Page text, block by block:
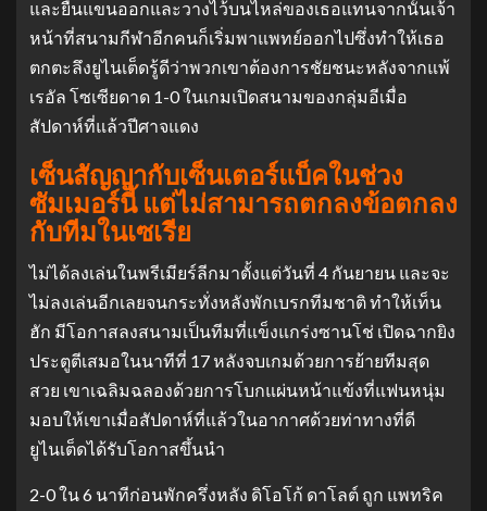
และยื่นแขนออกและวางไว้บนไหล่ของเธอแทนจากนั้นเจ้า
หน้าที่สนามกีฬาอีกคนก็เริ่มพาแพทย์ออกไปซึ่งทําให้เธอ
ตกตะลึงยูไนเต็ดรู้ดีว่าพวกเขาต้องการชัยชนะหลังจากแพ้
เรอัล โซเซียดาด 1-0 ในเกมเปิดสนามของกลุ่มอีเมื่อ
สัปดาห์ที่แล้วปีศาจแดง
เซ็นสัญญากับเซ็นเตอร์แบ็คในช่วง
ซัมเมอร์นี้ แต่ไม่สามารถตกลงข้อตกลง
กับทีมในเซเรีย
ไม่ได้ลงเล่นในพรีเมียร์ลีกมาตั้งแต่วันที่ 4 กันยายน และจะ
ไม่ลงเล่นอีกเลยจนกระทั่งหลังพักเบรกทีมชาติ ทําให้เท็น
ฮัก มีโอกาสลงสนามเป็นทีมที่แข็งแกร่งซานโช่ เปิดฉากยิง
ประตูตีเสมอในนาทีที่ 17 หลังจบเกมด้วยการย้ายทีมสุด
สวย เขาเฉลิมฉลองด้วยการโบกแผ่นหน้าแข้งที่แฟนหนุ่ม
มอบให้เขาเมื่อสัปดาห์ที่แล้วในอากาศด้วยท่าทางที่ดี
ยูไนเต็ดได้รับโอกาสขึ้นนํา
2-0 ใน 6 นาทีก่อนพักครึ่งหลัง ดิโอโก้ ดาโลต์ ถูก แพทริค